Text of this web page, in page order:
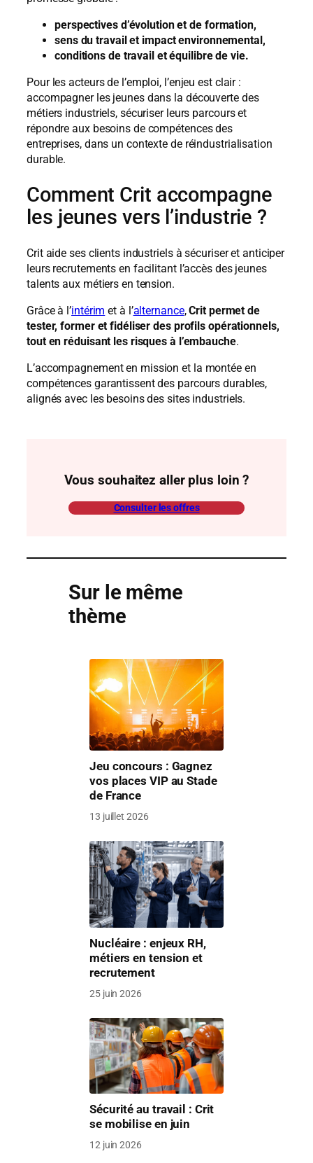
perspectives d’évolution et de formation,
sens du travail et impact environnemental,
conditions de travail et équilibre de vie.
Pour les acteurs de l’emploi, l’enjeu est clair :
accompagner les jeunes dans la découverte des
métiers industriels, sécuriser leurs parcours et
répondre aux besoins de compétences des
entreprises, dans un contexte de réindustrialisation
durable.
Comment Crit accompagne
les jeunes vers l’industrie ?
Crit aide ses clients industriels à sécuriser et anticiper
leurs recrutements en facilitant l’accès des jeunes
talents aux métiers en tension.
Grâce à l’intérim et à l’alternance,Crit permet de
tester, former et fidéliser des profils opérationnels,
tout en réduisant les risques à l’embauche.
L’accompagnement en mission et la montée en
compétences garantissent des parcours durables,
alignés avec les besoins des sites industriels.
Vous souhaitez aller plus loin ?
Consulter les offres
Sur le même
thème
Jeu concours : Gagnez
vos places VIP au Stade
de France
13 juillet 2026
Nucléaire : enjeux RH,
métiers en tension et
recrutement
25 juin 2026
Sécurité au travail : Crit
se mobilise en juin
12 juin 2026